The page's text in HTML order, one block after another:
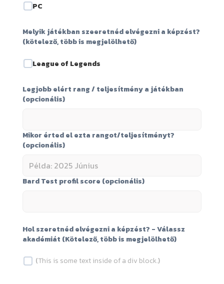
PC
Melyik játékban szeeretnéd elvégezni a képzést?
(kötelező, több is megjelölhető)
League of Legends
Legjobb elért rang / teljesítmény a játékban
(opcionális)
Mikor érted el ezta rangot/teljesítményt?
(opcionális)
Bard Test profil score (opcionális)
Hol szeretnéd elvégezni a képzést? - Válassz
akadémiát (Kötelező, több is megjelölhető)
(This is some text inside of a div block.)